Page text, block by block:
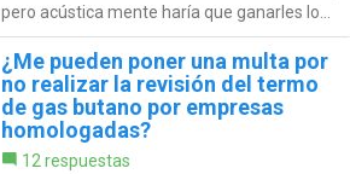
pero acústica mente haría que ganarles lo...
¿Me pueden poner una multa por
no realizar la revisión del termo
de gas butano por empresas
homologadas?
12 respuestas